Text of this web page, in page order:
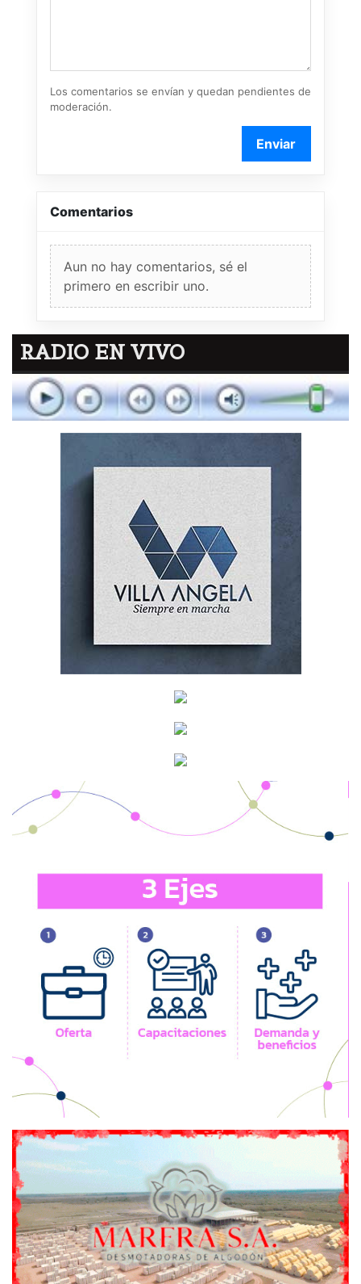
Los comentarios se envían y quedan pendientes de
moderación.
Enviar
Comentarios
Aun no hay comentarios, sé el
primero en escribir uno.
RADIO EN VIVO